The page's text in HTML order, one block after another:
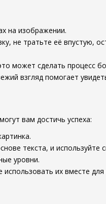
на изображении.
не тратьте её впустую,
может сделать процесс
взгляд помогает
вам достичь успеха:
текста, и используйте
уровни.
их вместе для